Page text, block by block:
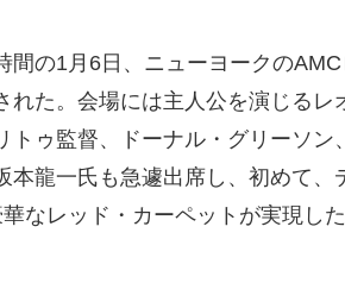
の1月6日、ニューヨークの
た。会場には主人公を演じるレ
ゥ監督、ドーナル・グリーソン
龍一氏も急遽出席し、初めて、
なレッド・カーペットが実現した